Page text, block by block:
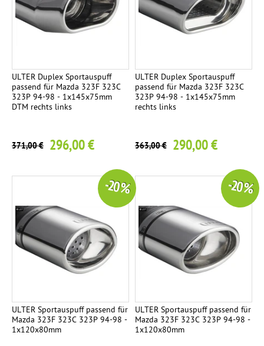
n
t
i
g
ULTER Duplex Sportauspuff
passend für Mazda 323F 323C
323P 94-98 - 1x145x75mm
DTM rechts links
371,00 € 296,00 €
ULTER Duplex Sportauspuff
passend für Mazda 323F 323C
323P 94-98 - 1x145x75mm
rechts links
363,00 € 290,00 €
ULTER Sportauspuff passend für
Mazda 323F 323C 323P 94-98 -
1x120x80mm
-20 %
ULTER Sportauspuff passend für
Mazda 323F 323C 323P 94-98 -
1x120x80mm
-20 %